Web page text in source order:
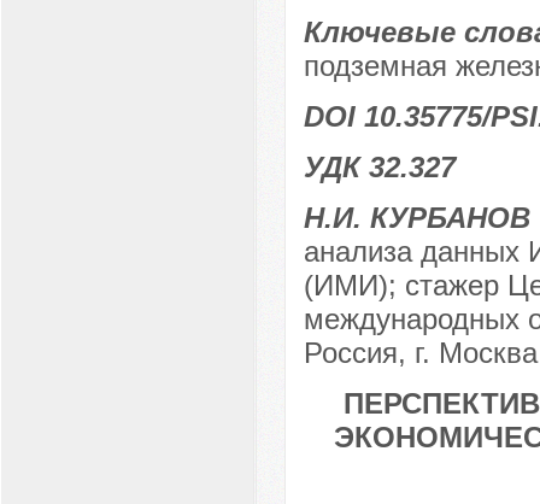
Ключевые
подземная
DOI 10.35775/
УДК 32.327
Н.И. КУРБАНОВ
анализа данных
(ИМИ); стажер
Россия, г. Москва